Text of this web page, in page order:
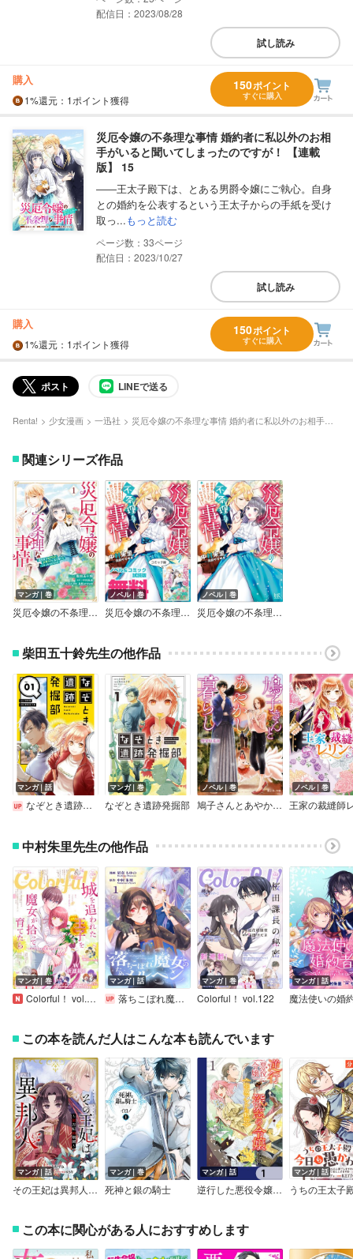
配信日：2023/08/28
試し読み
購入
1%還元 ：1ポイント獲得
150ポイント
すぐに購入
災厄令嬢の不条理な事情 婚約者に私以外のお相
手がいると聞いてしまったのですが！ 【連載
版】 15
――王太子殿下は、とある男爵令嬢にご執心。自身
との婚約を公表するという王太子からの手紙を受け
取っ...もっと読む
33
配信日：2023/10/27
試し読み
購入
1%還元 ：1ポイント獲得
150ポイント
すぐに購入
ポスト LINEで送る
Renta! 少女漫画 一迅社
関連シリーズ作品
マンガ｜巻
災厄令嬢の不条理な事情 婚約者に私以外のお相手がいると聞いてしまったのですが！【電子限定描き下ろしカラーイラスト付き】
ノベル｜巻
災厄令嬢の不条理な事情 婚約者に私以外のお相手がいると聞いてしまったのですが！ ノベル＆コミック試読版
ノベル｜巻
災厄令嬢の不条理な事情【特典SS付】
柴田五十鈴先生の他作品
マンガ｜話
なぞとき遺跡発掘部【単話】
マンガ｜巻
なぞとき遺跡発掘部
ノベル｜巻
鳩子さんとあやかし暮らし
ノベル｜巻
王家の裁縫師
中村朱里先生の他作品
マンガ｜巻
Colorful！ vol.124
マンガ｜話
落ちこぼれ魔女のためのメルヘン
マンガ｜巻
Colorful！ vol.122
マンガ｜話
この本を読んだ人はこんな本も読んでいます
マンガ｜話
その王妃は異邦人 ～東方妃婚姻譚～【分冊版】（コミック）
マンガ｜巻
死神と銀の騎士
マンガ｜話
逆行した悪役令嬢は、なぜか魔力を失ったので深窓の令嬢になります 聖女アンナの物語【分冊版】
マンガ｜話
この本に関心がある人におすすめします